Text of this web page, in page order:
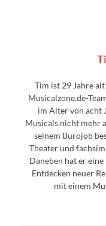
Tim ist 29 Jahre
Musicalzone.de-
im Alter von acht
Musicals nicht mehr
seinem Bürojob
Theater und
Daneben hat er
Entdecken neuer
mit einem